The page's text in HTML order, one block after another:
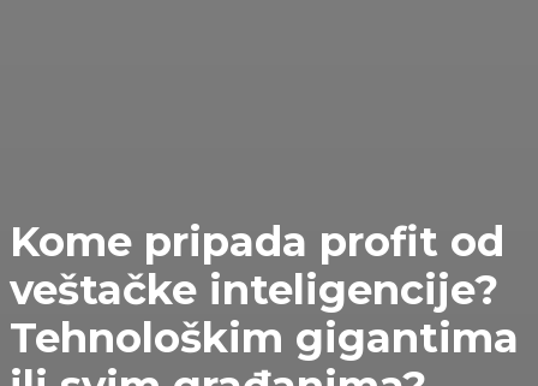
Kome pripada profit od
veštačke inteligencije?
Tehnološkim gigantima